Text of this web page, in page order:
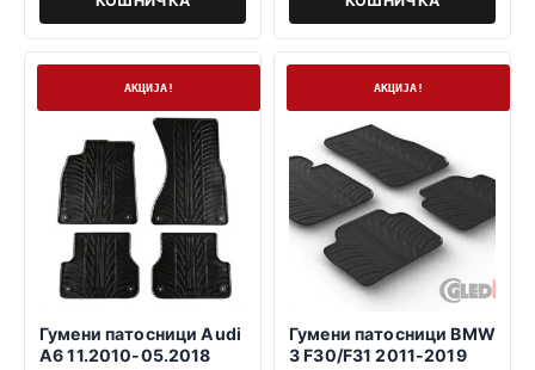
Нема залихаАКЦИЈА!
Гумени патосници Audi
A6 11.2010-05.2018
АКЦИЈА!
Гумени патосници BMW
3 F30/F31 2011-2019